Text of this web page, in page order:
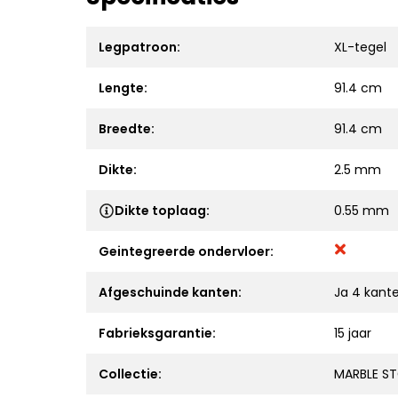
Legpatroon: XL-tegel
Lengte: 91.4 cm
Breedte: 91.4 cm
Dikte: 2.5 mm
Dikte toplaag: 0.55 mm
Geintegreerde ondervloer:
Afgeschuinde kanten: Ja 4
Fabrieksgarantie: 15 jaar
Collectie: MARBLE